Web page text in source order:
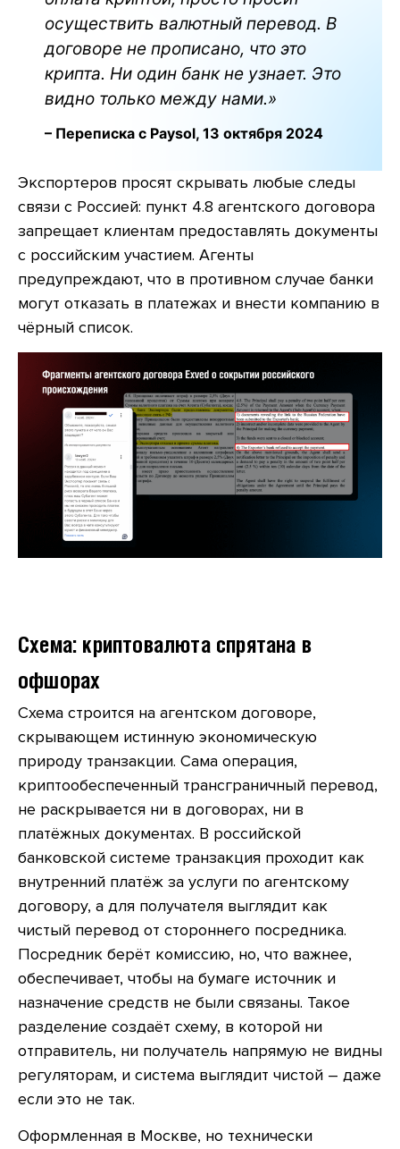
осуществить валютный перевод. В
договоре не прописано, что это
крипта. Ни один банк не узнает. Это
видно только между нами.»
– Переписка с Paysol, 13 октября 2024
Экспортеров просят скрывать любые следы
связи с Россией: пункт 4.8 агентского договора
запрещает клиентам предоставлять документы
с российским участием. Агенты
предупреждают, что в противном случае банки
могут отказать в платежах и внести компанию в
чёрный список.
Схема: криптовалюта спрятана в
офшорах
Схема строится на агентском договоре,
скрывающем истинную экономическую
природу транзакции. Сама операция,
криптообеспеченный трансграничный перевод,
не раскрывается ни в договорах, ни в
платёжных документах. В российской
банковской системе транзакция проходит как
внутренний платёж за услуги по агентскому
договору, а для получателя выглядит как
чистый перевод от стороннего посредника.
Посредник берёт комиссию, но, что важнее,
обеспечивает, чтобы на бумаге источник и
назначение средств не были связаны. Такое
разделение создаёт схему, в которой ни
отправитель, ни получатель напрямую не видны
регуляторам, и система выглядит чистой – даже
если это не так.
Оформленная в Москве, но технически